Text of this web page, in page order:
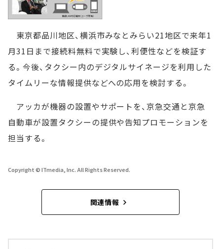
東京都品川地区、横浜市みなとみらい21地区で来年1
月31日まで接続料無料で実験し、利便性などを検証す
る。今後、タクシー内のデジタルサイネージを利用した
タイムリーな情報提供などへの応用を検討する。
アッカが機器の設置やサポートを、京急交通と京急
自動車が設置タクシーの提供や告知プロモーションを
担当する。
Copyright © ITmedia, Inc. All Rights Reserved.
関連情報